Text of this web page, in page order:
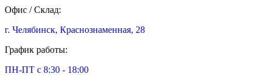
Офис / Склад:
г. Челябинск, Краснознаменная, 28
График работы:
ПН-ПТ с 8:30 - 18:00